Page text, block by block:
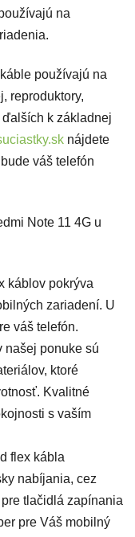
na
používajú na
reproduktory,
k základnej
nájdete
váš telefón
Note 11 4G u
káblov pokrýva
zariadení. U
váš telefón.
našej ponuke sú
ktoré
Kvalitné
s vaším
flex kábla
nabíjania, cez
tlačidlá zapínania
pre Váš mobilný